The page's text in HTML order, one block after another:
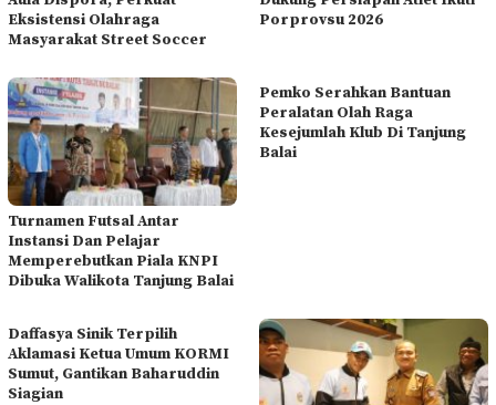
Eksistensi Olahraga
Masyarakat Street Soccer
Porprovsu 2026
Turnamen Futsal Antar
Instansi Dan Pelajar
Memperebutkan Piala KNPI
Dibuka Walikota Tanjung Balai
Pemko Serahkan Bantuan
Peralatan Olah Raga
Kesejumlah Klub Di Tanjung
Balai
Daffasya Sinik Terpilih
Aklamasi Ketua Umum KORMI
Sumut, Gantikan Baharuddin
Siagian